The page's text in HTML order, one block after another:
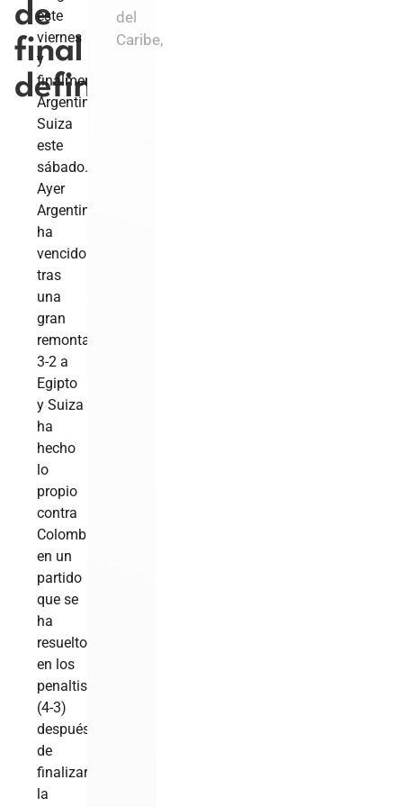
de
final
definidos
este
viernes
y
finalmente
Argentina-
Suiza
este
sábado.
Ayer
Argentina
ha
vencido
tras
una
gran
remontada
3-2 a
Egipto
y Suiza
ha
hecho
lo
propio
contra
Colombia
en un
partido
que se
ha
resuelto
en los
penaltis
(4-3)
después
de
finalizar
la
del
Caribe,